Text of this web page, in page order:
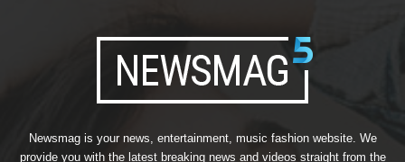
Newsmag is your news, entertainment, music fashion website. We
provide you with the latest breaking news and videos straight from the